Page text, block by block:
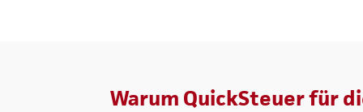
Warum QuickSteuer für